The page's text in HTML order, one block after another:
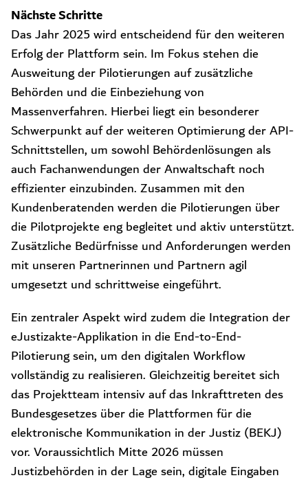
Nächste Schritte
Das Jahr 2025 wird entscheidend für den weiteren
Erfolg der Plattform sein. Im Fokus stehen die
Ausweitung der Pilotierungen auf zusätzliche
Behörden und die Einbeziehung von
Massenverfahren. Hierbei liegt ein besonderer
Schwerpunkt auf der weiteren Optimierung der API-
Schnittstellen, um sowohl Behördenlösungen als
auch Fachanwendungen der Anwaltschaft noch
effizienter einzubinden. Zusammen mit den
Kundenberatenden werden die Pilotierungen über
die Pilotprojekte eng begleitet und aktiv unterstützt.
Zusätzliche Bedürfnisse und Anforderungen werden
mit unseren Partnerinnen und Partnern agil
umgesetzt und schrittweise eingeführt.
Ein zentraler Aspekt wird zudem die Integration der
eJustizakte-Applikation in die End-to-End-
Pilotierung sein, um den digitalen Workflow
vollständig zu realisieren. Gleichzeitig bereitet sich
das Projektteam intensiv auf das Inkrafttreten des
Bundesgesetzes über die Plattformen für die
elektronische Kommunikation in der Justiz (BEKJ)
vor. Voraussichtlich Mitte 2026 müssen
Justizbehörden in der Lage sein, digitale Eingaben